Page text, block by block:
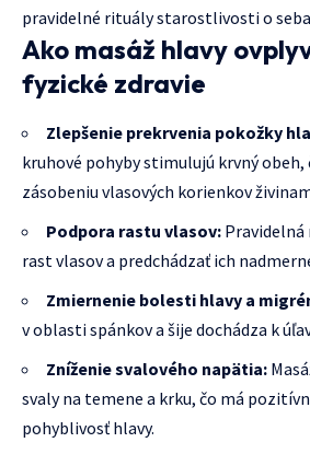
pravidelné rituály starostlivosti o
Ako masáž hlavy
fyzické zdravie
Zlepšenie prekrvenia pokožky
kruhové pohyby stimulujú krvný obeh,
zásobeniu vlasových korienkov
Podpora rastu vlasov: Pravidelná
rast vlasov a predchádzať ich
Zmiernenie bolesti hlavy a
v oblasti spánkov a šije dochádza k
Zníženie svalového napätia:
svaly na temene a krku, čo má
pohyblivosť hlavy.